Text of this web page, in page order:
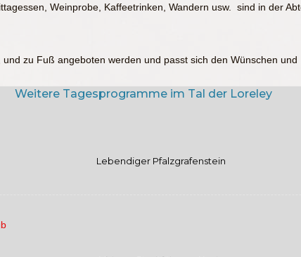
Weinprobe, Kaffeetrinken, Wandern usw. sind in der
zu Fuß angeboten werden und passt sich den Wünschen
Weitere Tagesprogramme im Tal der Loreley
Lebendiger Pfalzgrafenstein